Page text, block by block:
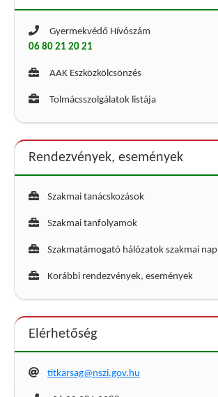
Gyermekvédő Hívószám
06 80 21 20 21
AAK Eszközkölcsönzés
Tolmácsszolgálatok listája
Rendezvények, események
Szakmai tanácskozások
Szakmai tanfolyamok
Szakmatámogató hálózatok szakmai nap
Korábbi rendezvények, események
Elérhetőség
titkarsag@nszi.gov.hu